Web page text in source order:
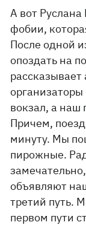
А вот Руслана
фобии,
После одной
опоздать на
организаторы
вокзал, а наш
Причем,
минуту. Мы
пирожные.
объявляют
третий путь.
первом пути